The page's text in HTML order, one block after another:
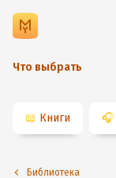
Что выбрать
📖 Книги 🎧
Библиотека